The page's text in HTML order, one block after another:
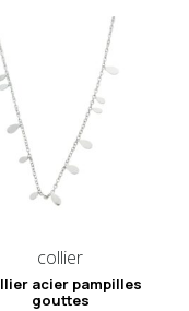
collier
acier pampilles
gouttes